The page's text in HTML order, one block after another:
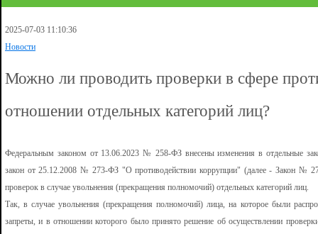
2025-07-03 11:10:36
Новости
Можно ли проводить проверки в сфере
отношении отдельных категорий лиц?
Федеральным законом от 13.06.2023 № 258-ФЗ внесены изменения в отдельные
закон от 25.12.2008 № 273-ФЗ "О противодействии коррупции" (далее - Закон №
проверок в случае увольнения (прекращения полномочий) отдельных категорий лиц.
Так, в случае увольнения (прекращения полномочий) лица, на которое были
запреты, и в отношении которого было принято решение об осуществлении